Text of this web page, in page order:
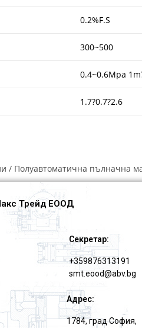
0.2%F.S
300~500
0.4~0.6Mpa
1.7?0.7?2.6
/ Полуавтоматична пълначна
Трейд ЕООД
Секретар:
+359876313191
smt.eood@abv.bg
Адрес:
1784, град София,